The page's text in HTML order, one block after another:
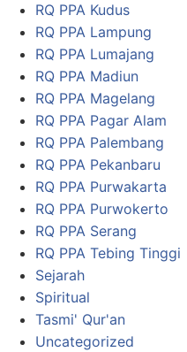
RQ PPA Kudus
RQ PPA Lampung
RQ PPA Lumajang
RQ PPA Madiun
RQ PPA Magelang
RQ PPA Pagar Alam
RQ PPA Palembang
RQ PPA Pekanbaru
RQ PPA Purwakarta
RQ PPA Purwokerto
RQ PPA Serang
RQ PPA Tebing Tinggi
Sejarah
Spiritual
Tasmi' Qur'an
Uncategorized